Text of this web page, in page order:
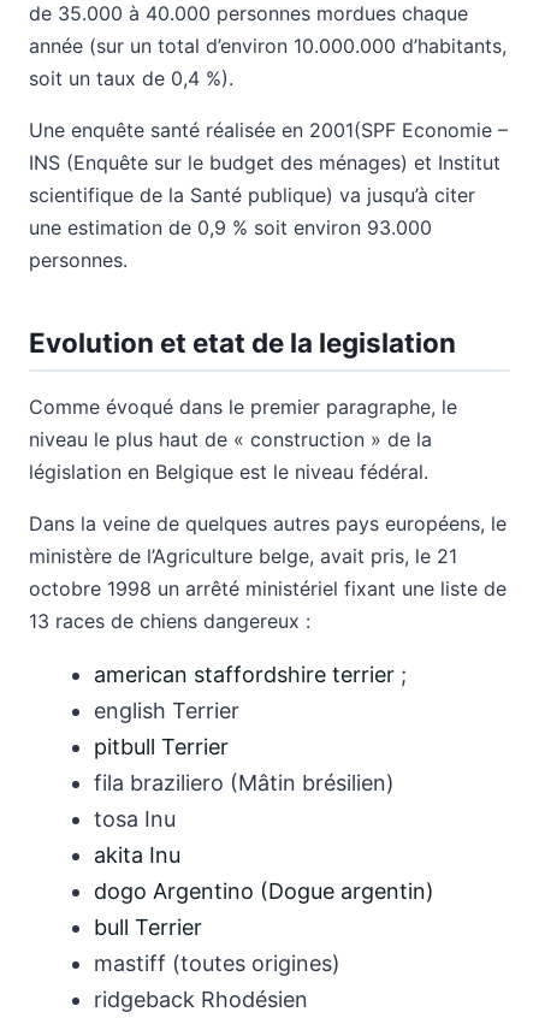
de 35.000 à 40.000 personnes mordues chaque
année (sur un total d’environ 10.000.000 d’habitants,
soit un taux de 0,4 %).
Une enquête santé réalisée en 2001(SPF Economie –
INS (Enquête sur le budget des ménages) et Institut
scientifique de la Santé publique) va jusqu’à citer
une estimation de 0,9 % soit environ 93.000
personnes.
Evolution et etat de la legislation
Comme évoqué dans le premier paragraphe, le
niveau le plus haut de « construction » de la
législation en Belgique est le niveau fédéral.
Dans la veine de quelques autres pays européens, le
ministère de l’Agriculture belge, avait pris, le 21
octobre 1998 un arrêté ministériel fixant une liste de
13 races de chiens dangereux :
american staffordshire terrier ;
english Terrier
pitbull Terrier
fila braziliero (Mâtin brésilien)
tosa Inu
akita Inu
dogo Argentino (Dogue argentin)
bull Terrier
mastiff (toutes origines)
ridgeback Rhodésien